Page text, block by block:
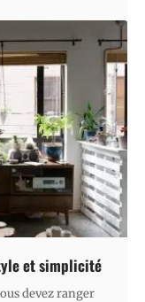
et simplicité
devez ranger